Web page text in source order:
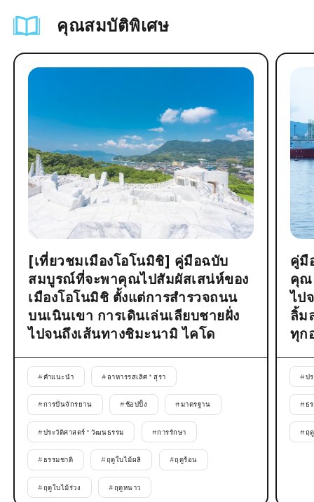
คุณสมบัติพิเศษ
[เที่ยวชมเมืองโอโนมิชิ] คู่มือฉบับ
สมบูรณ์ที่จะพาคุณไปสัมผัสเสน่ห์ของ
เมืองโอโนมิชิ ตั้งแต่การสำรวจถนน
บนเนินเขา การเดินเล่นเลียบชายฝั่ง
ไปจนถึงเส้นทางชิมะนามิ ไคโด
#คำแนะนำ # อาหารรสเลิศ * สุรา
#การปั่นจักรยาน #ช้อปปิ้ง #มาตรฐาน
#ประวัติศาสตร์ * วัฒนธรรม #การรักษา
#ธรรมชาติ #ฤดูใบไม้ผลิ #ฤดูร้อน
#ฤดูใบไม้ร่วง #ฤดูหนาว
คู่มื
คุณ
ไป
ลิ้ม
ทุก
#ป
#ธ
#ฤ